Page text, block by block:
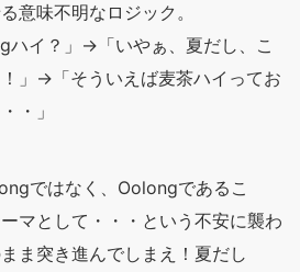
意味不明なロジック。
ハイ？」→「いやぁ、夏だし、こ
」→「そういえば麦茶ハイってお
・」
ではなく、Oolongであるこ
マとして・・・という不安に襲わ
ま突き進んでしまえ！夏だし